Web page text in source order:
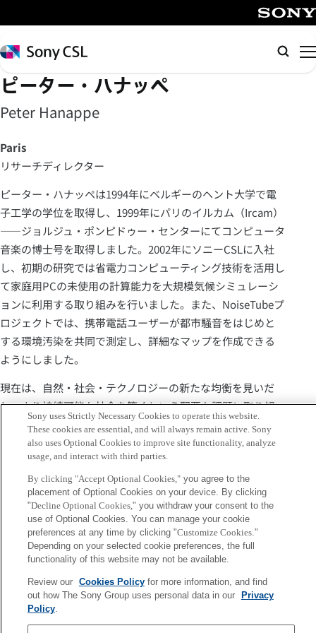
イ
ン
コ
ン
ン
へ
ス
キ
ッ
プ
Sony
CSL
検
索
ピーター・ハナッペ
Peter Hanappe
Paris
リサーチディレクター
ピーター・ハナッペは1994年にベルギーのヘント大学で電
子工学の学位を取得し、1999年にパリのイルカム（Ircam）
――ジョルジュ・ポンピドゥー・センターにてコンピュータ
音楽の博士号を取得しました。2002年にソニーCSLに入社
し、初期の研究では省電力コンピューティング技術を活用し
て家庭用PCの未使用の計算能力を大規模気候シミュレーシ
ョンに利用する取り組みを行いました。また、NoiseTubeプ
ロジェクトでは、携帯電話ユーザーが都市騒音をはじめと
する環境汚染を共同で測定し、詳細なマップを作成できる
ようにしました。
現在は、自然・社会・テクノロジーの新たな均衡を見いだ
し、より持続可能な社会を築くという緊要な課題に取り組
んでいます。彼は、持続可能な農業の研究において集約型マ
イクロファームというコンセプトを切り開いており、このア
プローチは19世紀のパリで行われていた農法と先進的なテ
クノロジーツールを組み合わせたものです。さらに、伝統的
な農業手法を理解・拡張・伝承するためのAI設計にも適して
います。
これらのアイデアは、ピーターがコーディネートしたEU資
金提供プロジェクト「Robotics for Microfarms」および
「CENTRINNO」で発展しました。また、彼は「DREAM」
や「Mi-Hy」といった、他の注目すべきEUプロジェクトにも
参画しています。
Sony uses Strictly Necessary Cookies to operate this website.
These cookies are essential, and will always remain active. Sony
also uses Optional Cookies to improve site functionality, analyze
usage, and interact with third parties.
By clicking "Accept Optional Cookies,"you agree to the
placement of Optional Cookies on your device. By clicking
"Decline Optional Cookies," you withdraw your consent to the
use of Optional Cookies. You can manage your cookie
preferences at any time by clicking "Customize Cookies."
Depending on your selected cookie preferences, the full
functionality of this website may not be available.
Review our Cookies Policyfor more information, and find
out how The Sony Group uses personal data in our
Privacy
Policy.